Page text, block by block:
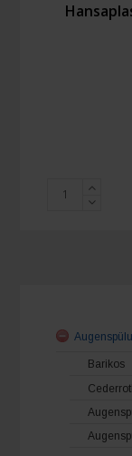
Hansaplast
Wasserresistant
Barikos